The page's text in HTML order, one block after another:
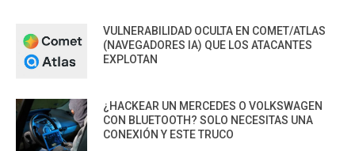
VULNERABILIDAD OCULTA EN COMET/ATLAS
(NAVEGADORES IA) QUE LOS ATACANTES
EXPLOTAN
¿HACKEAR UN MERCEDES O VOLKSWAGEN
CON BLUETOOTH? SOLO NECESITAS UNA
CONEXIÓN Y ESTE TRUCO